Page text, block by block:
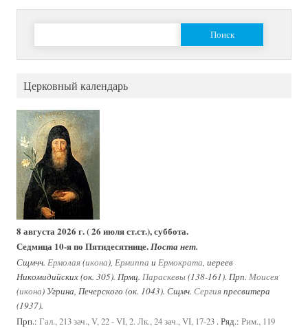
Найти:
Церковный календарь
8 августа 2026 г. ( 26 июля ст.ст.), суббота.
Седмица 10-я по Пятидесятнице.Поста нет.
Сщмчч. Ермолая(икона), Ермиппа и Ермократа, иереев
Никомидийских (ок. 305). Прмц. Параскевы(138-161). Прп. Моисея
(икона) Угрина, Печерского (ок. 1043). Сщмч. Сергияпресвитера
(1937).
Прп.: Гал., 213 зач., V, 22 - VI, 2. Лк., 24 зач., VI, 17-23 . Ряд.: Рим., 119